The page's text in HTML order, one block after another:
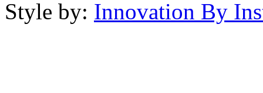
Style by: Innovation By